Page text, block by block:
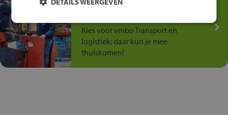
Kies voor vmbo Transport en
logistiek: daar kun je mee
thuiskomen!